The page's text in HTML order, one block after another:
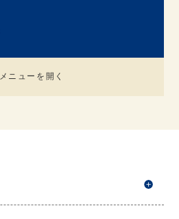
メニューを開く